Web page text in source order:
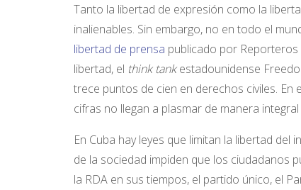
Tanto la libertad de expresión como la
inalienables. Sin embargo, no en todo el
libertad de prensa publicado por Reporteros
libertad, el think tankestadounidense
trece puntos de cien en derechos civiles. En
cifras no llegan a plasmar de manera
En Cuba hay leyes que limitan la libertad del
de la sociedad impiden que los ciudadanos
la RDA en sus tiempos, el partido único, el